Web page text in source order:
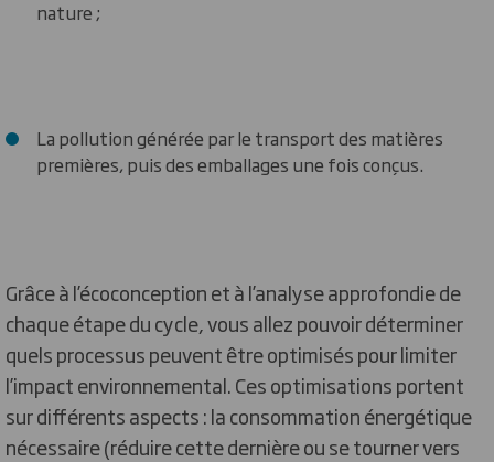
nature ;
La pollution générée par le transport des matières
premières, puis des emballages une fois conçus.
Grâce à l’écoconception et à l’analyse approfondie de
chaque étape du cycle, vous allez pouvoir déterminer
quels processus peuvent être optimisés pour limiter
l’impact environnemental. Ces optimisations portent
sur différents aspects : la consommation énergétique
nécessaire (réduire cette dernière ou se tourner vers